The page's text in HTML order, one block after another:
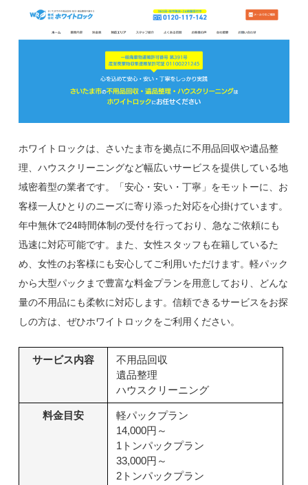
ホワイトロックは、さいたま市を拠点に不用品回収や遺品整
理、ハウスクリーニングなど幅広いサービスを提供している地
域密着型の業者です。「安心・安い・丁寧」をモットーに、お
客様一人ひとりのニーズに寄り添った対応を心掛けています。
年中無休で24時間体制の受付を行っており、急なご依頼にも
迅速に対応可能です。また、女性スタッフも在籍しているた
め、女性のお客様にも安心してご利用いただけます。軽パック
から大型パックまで豊富な料金プランを用意しており、どんな
量の不用品にも柔軟に対応します。信頼できるサービスをお探
しの方は、ぜひホワイトロックをご利用ください。
サービス内容
不用品回収
遺品整理
ハウスクリーニング
料金目安
軽パックプラン
14,000円～
1トンパックプラン
33,000円～
2トンパックプラン